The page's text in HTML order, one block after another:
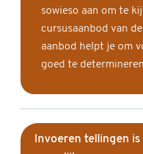
sowieso aan om te
cursusaanbod van
aanbod helpt je om
goed te
Invoeren tellingen